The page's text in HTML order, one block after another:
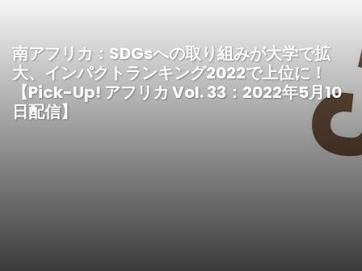
南アフリカ：SDGsへの取り組みが大学で拡
大、インパクトランキング2022で上位に！
【Pick-Up! アフリカ Vol. 33：2022年5月10
日配信】